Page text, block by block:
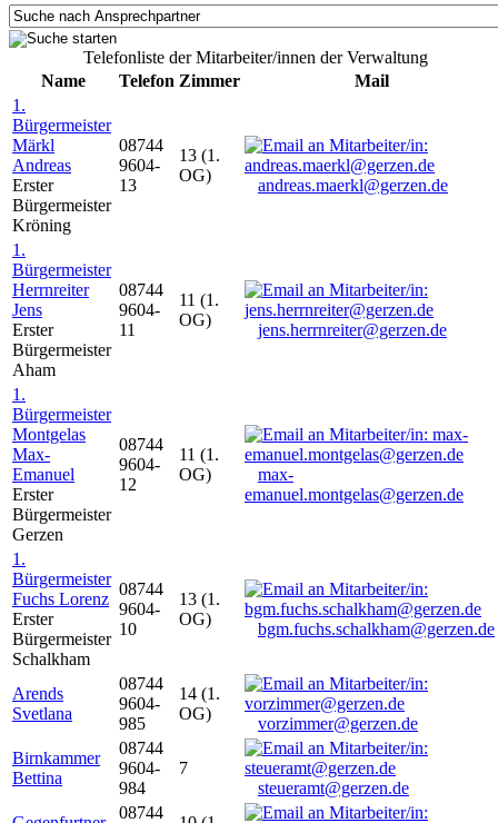
Telefonliste der Mitarbeiter/innen der Verwaltung
Name
Telefon Zimmer
Mail
1.
Bürgermeister
Märkl
Andreas
Erster
Bürgermeister
Kröning
08744
9604-
13
13 (1.
OG)
andreas.maerkl@gerzen.de
1.
Bürgermeister
Herrnreiter
Jens
Erster
Bürgermeister
Aham
08744
9604-
11
11 (1.
OG)
jens.herrnreiter@gerzen.de
1.
Bürgermeister
Montgelas
Max-
Emanuel
Erster
Bürgermeister
Gerzen
08744
9604-
12
11 (1.
OG)
max-
emanuel.montgelas@gerzen.de
1.
Bürgermeister
Fuchs Lorenz
Erster
Bürgermeister
Schalkham
08744
9604-
10
13 (1.
OG)
bgm.fuchs.schalkham@gerzen.de
Arends
Svetlana
08744
9604-
985
14 (1.
OG)
vorzimmer@gerzen.de
Birnkammer
Bettina
08744
9604-
984
7
steueramt@gerzen.de
08744